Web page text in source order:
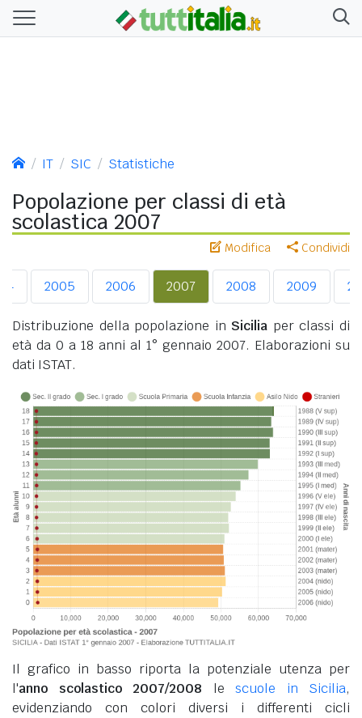
IT SIC Statistiche
Popolazione per classi di età
scolastica 2007
Modifica Condividi
2005 2006 2007 2008 2009
Distribuzione della popolazione in Sicilia per classi di
età da 0 a 18 anni al 1° gennaio 2007. Elaborazioni su
dati ISTAT.
Il grafico in basso riporta la potenziale utenza per
l'anno scolastico 2007/2008 le scuole in Sicilia,
evidenziando con colori diversi i differenti cicli